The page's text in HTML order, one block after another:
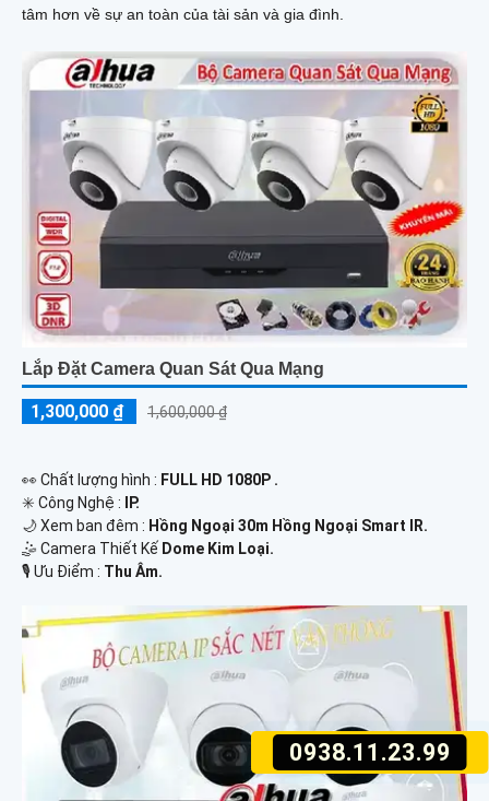
0938.11.23.99
tâm hơn về sự an toàn của tài sản và gia đình.
Lắp Đặt Camera Quan Sát Qua Mạng
1,300,000 ₫ 1,600,000 ₫
️👀 Chất lượng hình : FULL HD 1080P .
✳️ Công Nghệ :
IP.
🌙 Xem ban đêm : Hồng Ngoại 30m Hồng Ngoại Smart IR.
🤹 Camera Thiết Kế Dome Kim Loại.
️🎙 Ưu Điểm : Thu Âm.